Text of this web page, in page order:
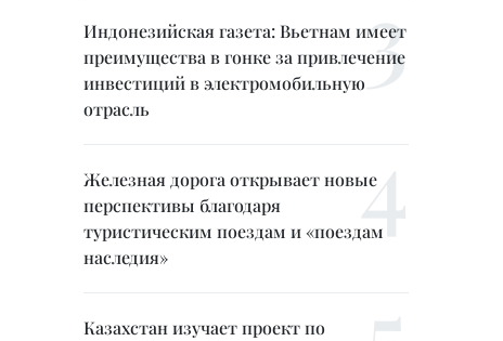
Индонезийская газета: Вьетнам имеет
преимущества в гонке за привлечение
инвестиций в электромобильную
отрасль
Железная дорога открывает новые
перспективы благодаря
туристическим поездам и «поездам
наследия»
Казахстан изучает проект по